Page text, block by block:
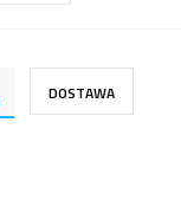
DOSTAWA